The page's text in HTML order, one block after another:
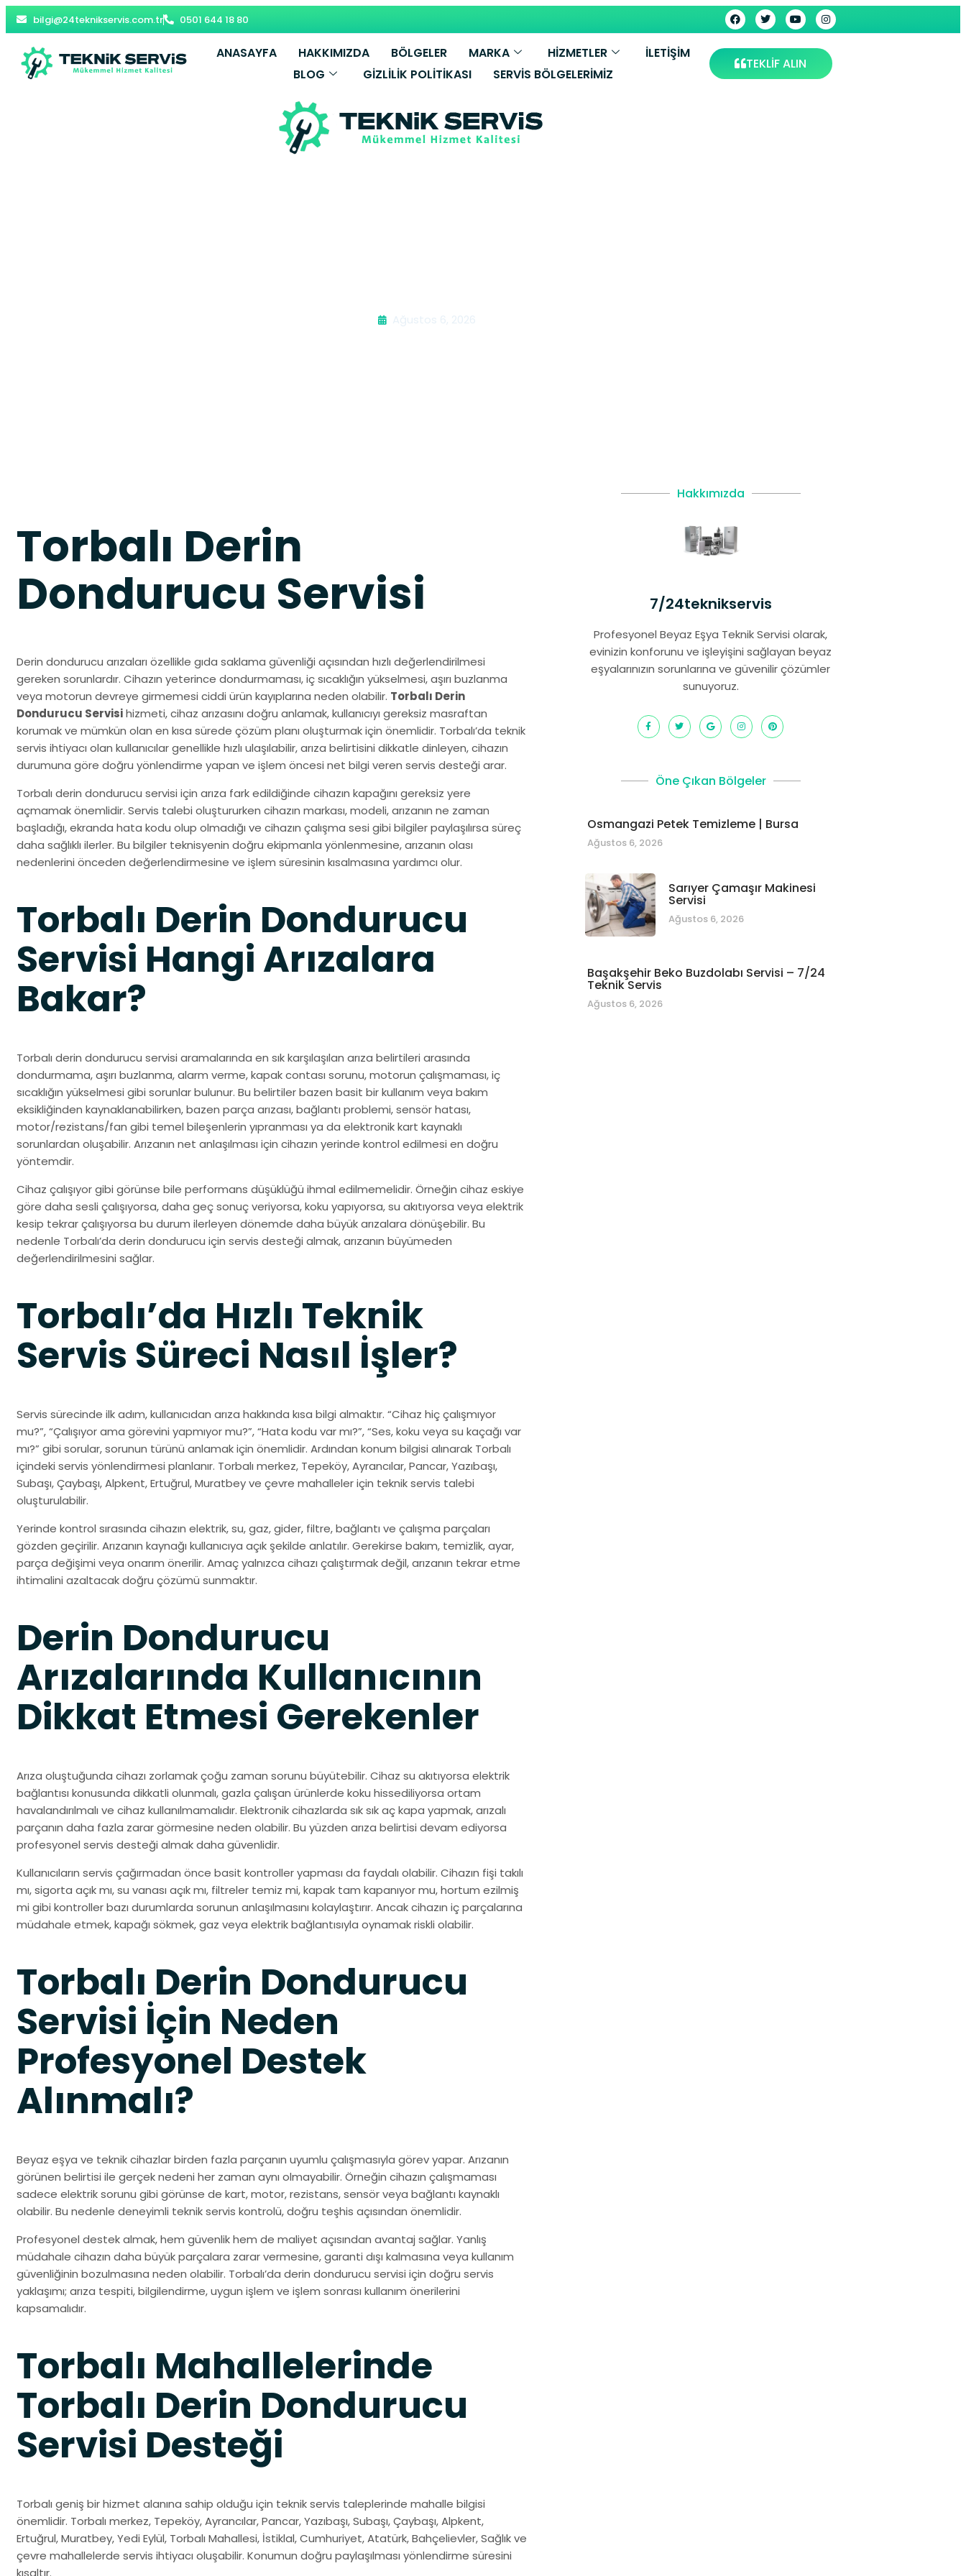
bilgi@24teknikservis.com.tr 0501 644 18 80
ANASAYFA HAKKIMIZDA BÖLGELER MARKA HİZMETLER
İLETIŞIM
BLOG
GIZLILIK POLITIKASI SERVIS BÖLGELERIMIZ
TEKLİF ALIN
Ağustos 6, 2026
Torbalı Derin
Dondurucu Servisi
Derin dondurucu arızaları özellikle gıda saklama güvenliği açısından hızlı değerlendirilmesi
gereken sorunlardır. Cihazın yeterince dondurmaması, iç sıcaklığın yükselmesi, aşırı buzlanma
veya motorun devreye girmemesi ciddi ürün kayıplarına neden olabilir. Torbalı Derin
Dondurucu Servisihizmeti, cihaz arızasını doğru anlamak, kullanıcıyı gereksiz masraftan
korumak ve mümkün olan en kısa sürede çözüm planı oluşturmak için önemlidir. Torbalı’da teknik
servis ihtiyacı olan kullanıcılar genellikle hızlı ulaşılabilir, arıza belirtisini dikkatle dinleyen, cihazın
durumuna göre doğru yönlendirme yapan ve işlem öncesi net bilgi veren servis desteği arar.
Torbalı derin dondurucu servisi için arıza fark edildiğinde cihazın kapağını gereksiz yere
açmamak önemlidir. Servis talebi oluştururken cihazın markası, modeli, arızanın ne zaman
başladığı, ekranda hata kodu olup olmadığı ve cihazın çalışma sesi gibi bilgiler paylaşılırsa süreç
daha sağlıklı ilerler. Bu bilgiler teknisyenin doğru ekipmanla yönlenmesine, arızanın olası
nedenlerini önceden değerlendirmesine ve işlem süresinin kısalmasına yardımcı olur.
Torbalı Derin Dondurucu
Servisi Hangi Arızalara
Bakar?
Torbalı derin dondurucu servisi aramalarında en sık karşılaşılan arıza belirtileri arasında
dondurmama, aşırı buzlanma, alarm verme, kapak contası sorunu, motorun çalışmaması, iç
sıcaklığın yükselmesi gibi sorunlar bulunur. Bu belirtiler bazen basit bir kullanım veya bakım
eksikliğinden kaynaklanabilirken, bazen parça arızası, bağlantı problemi, sensör hatası,
motor/rezistans/fan gibi temel bileşenlerin yıpranması ya da elektronik kart kaynaklı
sorunlardan oluşabilir. Arızanın net anlaşılması için cihazın yerinde kontrol edilmesi en doğru
yöntemdir.
Cihaz çalışıyor gibi görünse bile performans düşüklüğü ihmal edilmemelidir. Örneğin cihaz eskiye
göre daha sesli çalışıyorsa, daha geç sonuç veriyorsa, koku yapıyorsa, su akıtıyorsa veya elektrik
kesip tekrar çalışıyorsa bu durum ilerleyen dönemde daha büyük arızalara dönüşebilir. Bu
nedenle Torbalı’da derin dondurucu için servis desteği almak, arızanın büyümeden
değerlendirilmesini sağlar.
Torbalı’da Hızlı Teknik
Servis Süreci Nasıl İşler?
Servis sürecinde ilk adım, kullanıcıdan arıza hakkında kısa bilgi almaktır. “Cihaz hiç çalışmıyor
mu?”, “Çalışıyor ama görevini yapmıyor mu?”, “Hata kodu var mı?”, “Ses, koku veya su kaçağı var
mı?” gibi sorular, sorunun türünü anlamak için önemlidir. Ardından konum bilgisi alınarak Torbalı
içindeki servis yönlendirmesi planlanır. Torbalı merkez, Tepeköy, Ayrancılar, Pancar, Yazıbaşı,
Subaşı, Çaybaşı, Alpkent, Ertuğrul, Muratbey ve çevre mahalleler için teknik servis talebi
oluşturulabilir.
Yerinde kontrol sırasında cihazın elektrik, su, gaz, gider, filtre, bağlantı ve çalışma parçaları
gözden geçirilir. Arızanın kaynağı kullanıcıya açık şekilde anlatılır. Gerekirse bakım, temizlik, ayar,
parça değişimi veya onarım önerilir. Amaç yalnızca cihazı çalıştırmak değil, arızanın tekrar etme
ihtimalini azaltacak doğru çözümü sunmaktır.
Derin Dondurucu
Arızalarında Kullanıcının
Dikkat Etmesi Gerekenler
Arıza oluştuğunda cihazı zorlamak çoğu zaman sorunu büyütebilir. Cihaz su akıtıyorsa elektrik
bağlantısı konusunda dikkatli olunmalı, gazla çalışan ürünlerde koku hissediliyorsa ortam
havalandırılmalı ve cihaz kullanılmamalıdır. Elektronik cihazlarda sık sık aç kapa yapmak, arızalı
parçanın daha fazla zarar görmesine neden olabilir. Bu yüzden arıza belirtisi devam ediyorsa
profesyonel servis desteği almak daha güvenlidir.
Kullanıcıların servis çağırmadan önce basit kontroller yapması da faydalı olabilir. Cihazın fişi takılı
mı, sigorta açık mı, su vanası açık mı, filtreler temiz mi, kapak tam kapanıyor mu, hortum ezilmiş
mi gibi kontroller bazı durumlarda sorunun anlaşılmasını kolaylaştırır. Ancak cihazın iç parçalarına
müdahale etmek, kapağı sökmek, gaz veya elektrik bağlantısıyla oynamak riskli olabilir.
Torbalı Derin Dondurucu
Servisi İçin Neden
Profesyonel Destek
Alınmalı?
Beyaz eşya ve teknik cihazlar birden fazla parçanın uyumlu çalışmasıyla görev yapar. Arızanın
görünen belirtisi ile gerçek nedeni her zaman aynı olmayabilir. Örneğin cihazın çalışmaması
sadece elektrik sorunu gibi görünse de kart, motor, rezistans, sensör veya bağlantı kaynaklı
olabilir. Bu nedenle deneyimli teknik servis kontrolü, doğru teşhis açısından önemlidir.
Profesyonel destek almak, hem güvenlik hem de maliyet açısından avantaj sağlar. Yanlış
müdahale cihazın daha büyük parçalara zarar vermesine, garanti dışı kalmasına veya kullanım
güvenliğinin bozulmasına neden olabilir. Torbalı’da derin dondurucu servisi için doğru servis
yaklaşımı; arıza tespiti, bilgilendirme, uygun işlem ve işlem sonrası kullanım önerilerini
kapsamalıdır.
Torbalı Mahallelerinde
Torbalı Derin Dondurucu
Servisi Desteği
Torbalı geniş bir hizmet alanına sahip olduğu için teknik servis taleplerinde mahalle bilgisi
önemlidir. Torbalı merkez, Tepeköy, Ayrancılar, Pancar, Yazıbaşı, Subaşı, Çaybaşı, Alpkent,
Ertuğrul, Muratbey, Yedi Eylül, Torbalı Mahallesi, İstiklal, Cumhuriyet, Atatürk, Bahçelievler, Sağlık ve
çevre mahallelerde servis ihtiyacı oluşabilir. Konumun doğru paylaşılması yönlendirme süresini
kısaltır.
Hakkımızda
7/24teknikservis
Profesyonel Beyaz Eşya Teknik Servisi olarak,
evinizin konforunu ve işleyişini sağlayan beyaz
eşyalarınızın sorunlarına ve güvenilir çözümler
sunuyoruz.
Öne Çıkan Bölgeler
Osmangazi Petek Temizleme | Bursa
Ağustos 6, 2026
Sarıyer Çamaşır Makinesi
Servisi
Ağustos 6, 2026
Başakşehir Beko Buzdolabı Servisi – 7/24
Teknik Servis
Ağustos 6, 2026